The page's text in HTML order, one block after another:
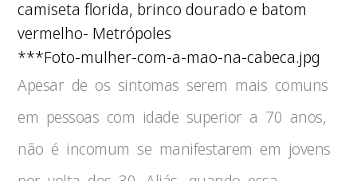
***Foto-mulher-com-a-mao-na-cabeca.jpg
Apesar de os sintomas serem mais comuns
em pessoas com idade superior a 70 anos,
não é incomum se manifestarem em jovens